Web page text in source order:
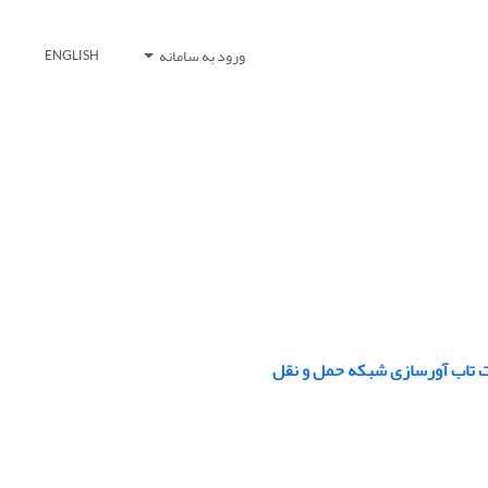
ورود به سامانه ENGLISH
تاب آورسازی شبکه حمل و نقل